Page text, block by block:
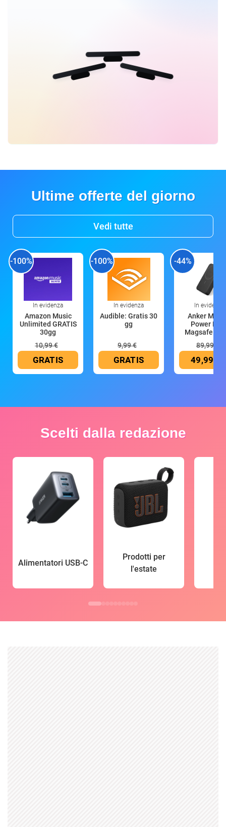
Ultime offerte del giorno
Vedi tutte
-100%
In evidenza
Amazon Music
Unlimited GRATIS
30gg
10,99 €
GRATIS
-100%
In evidenza
Audible: Gratis 30
gg
9,99 €
GRATIS
-44%
In evidenza
Anker
Power
Magsafe
89,99 €
49,99 €
Scelti dalla redazione
Alimentatori USB-C
Prodotti per
l'estate